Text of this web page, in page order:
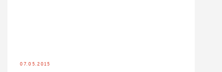
07.05.2015